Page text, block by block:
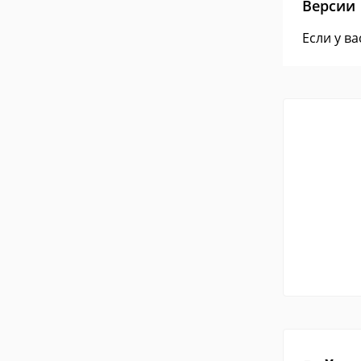
Версии
Если у